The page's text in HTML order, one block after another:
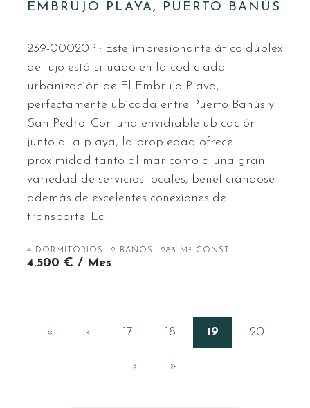
EMBRUJO PLAYA, PUERTO BANÚS
239-00020P · Este impresionante ático dúplex
de lujo está situado en la codiciada
urbanización de El Embrujo Playa,
perfectamente ubicada entre Puerto Banús y
San Pedro. Con una envidiable ubicación
junto a la playa, la propiedad ofrece
proximidad tanto al mar como a una gran
variedad de servicios locales, beneficiándose
además de excelentes conexiones de
transporte. La…
4 DORMITORIOS 2 BAÑOS 283 M² CONST.
4.500 € / Mes
« ‹ 17 18 19 20
› »